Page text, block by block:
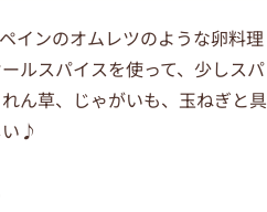
インのオムレツのような卵料理
ルスパイスを使って、少しスパ
ん草、じゃがいも、玉ねぎと具
い♪